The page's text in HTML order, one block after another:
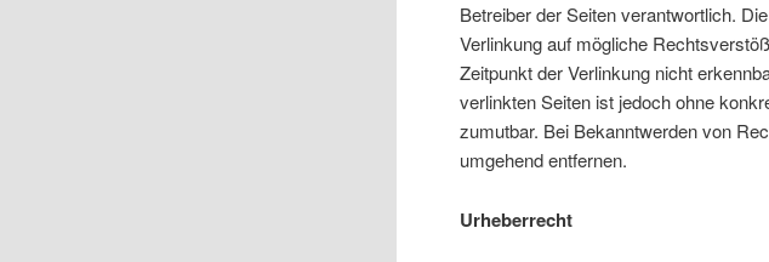
Betreiber der Seiten verantwortlich.
Verlinkung auf mögliche
Zeitpunkt der Verlinkung nicht
verlinkten Seiten ist jedoch ohne
zumutbar. Bei Bekanntwerden von
umgehend entfernen.
Urheberrecht